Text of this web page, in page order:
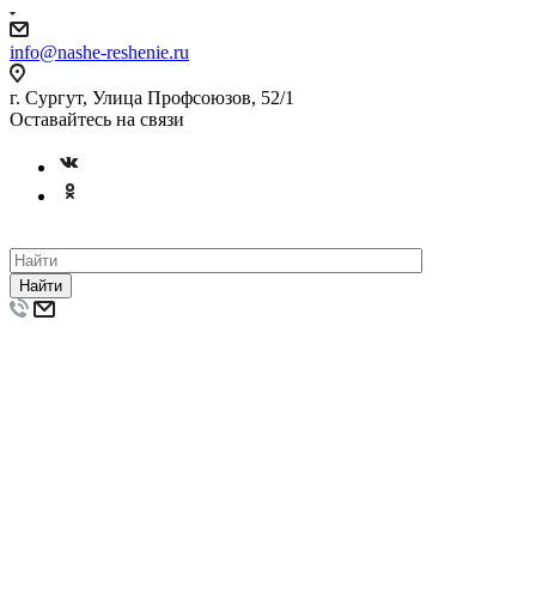
info@nashe-reshenie.ru
г. Сургут, Улица Профсоюзов, 52/1
Оставайтесь на связи
Найти